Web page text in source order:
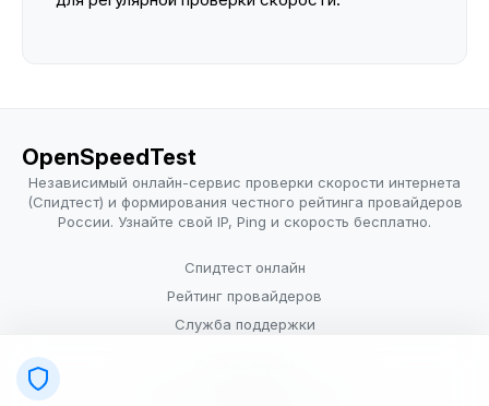
OpenSpeedTest
Независимый онлайн-сервис проверки скорости интернета
(Спидтест) и формирования честного рейтинга провайдеров
России. Узнайте свой IP, Ping и скорость бесплатно.
Спидтест онлайн
Рейтинг провайдеров
Служба поддержки